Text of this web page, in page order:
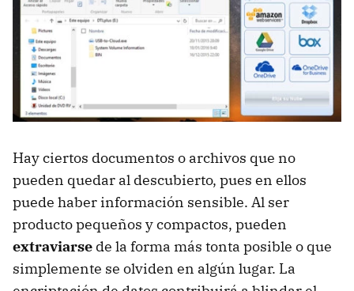
Hay ciertos documentos o archivos que no
pueden quedar al descubierto, pues en ellos
puede haber información sensible. Al ser
producto pequeños y compactos, pueden
extraviarse de la forma más tonta posible o que
simplemente se olviden en algún lugar. La